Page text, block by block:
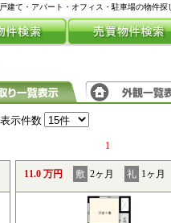
建て・アパート・オフィス・駐車場の物件
表示件数
1
11.0 万円 敷 2ヶ月 礼 1ヶ月